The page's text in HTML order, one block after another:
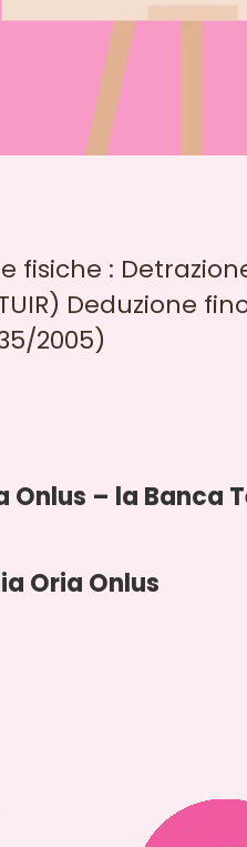
fisiche :
Deduzione
2005)
Onlus – la Banca
Oria Onlus